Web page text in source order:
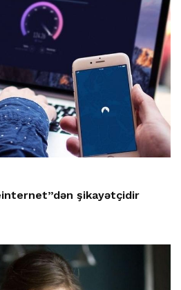
şikayətçidir